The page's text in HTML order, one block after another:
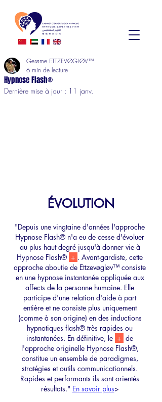
Hypnose Flash®
Gerøme ETTZEVØGLØV™
6 min de lecture
Dernière mise à jour : 11 janv.
ÉVOLUTION
"Depuis une vingtaine d'années l'approche
Hypnose Flash® n'a eu de cesse d'évoluer
au plus haut degré jusqu'à donner vie à
Hypnose Flash® + . Avant-gardiste, cette
approche aboutie de Ettzevøgløv™ consiste
en une hypnose instantanée appliquée aux
affects de la personne humaine. Elle
participe d'une relation d'aide à part
entière et ne consiste plus uniquement
(comme à son origine) en des inductions
hypnotiques flash® très rapides ou
instantanées. En définitive, le + de
l'approche originelle Hypnose Flash®,
constitue un ensemble de paradigmes,
stratégies et outils communicationnels.
Rapides et performants ils sont orientés
résultats." En savoir plus>